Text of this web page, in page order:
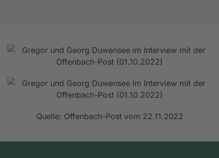
Quelle: Offenbach-Post vom 22.11.2022